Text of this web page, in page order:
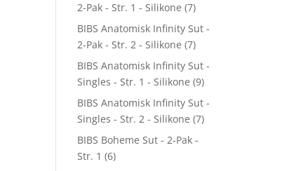
2-Pak - Str. 1 - Silikone (7)
BIBS Anatomisk Infinity Sut -
2-Pak - Str. 2 - Silikone (7)
BIBS Anatomisk Infinity Sut -
Singles - Str. 1 - Silikone (9)
BIBS Anatomisk Infinity Sut -
Singles - Str. 2 - Silikone (7)
BIBS Boheme Sut - 2-Pak -
Str. 1 (6)